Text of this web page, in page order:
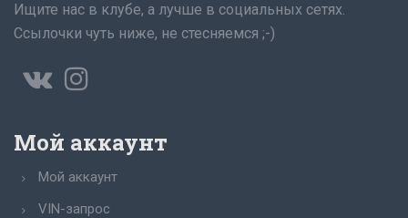
Ищите нас в клубе, а лучше в социальных сетях.
Ссылочки чуть ниже, не стесняемся ;-)
Мой аккаунт
Мой аккаунт
VIN-запрос